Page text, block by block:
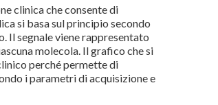
clinica che consente di
si basa sul principio secondo
Il segnale viene rappresentato
molecola. Il grafico che si
perché permet­te di
i parametri di acquisizione e